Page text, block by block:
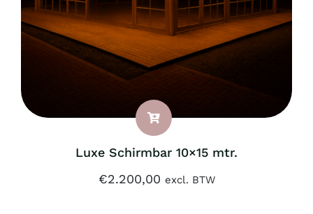
Luxe Schirmbar 10×15 mtr.
€2.200,00 excl. BTW